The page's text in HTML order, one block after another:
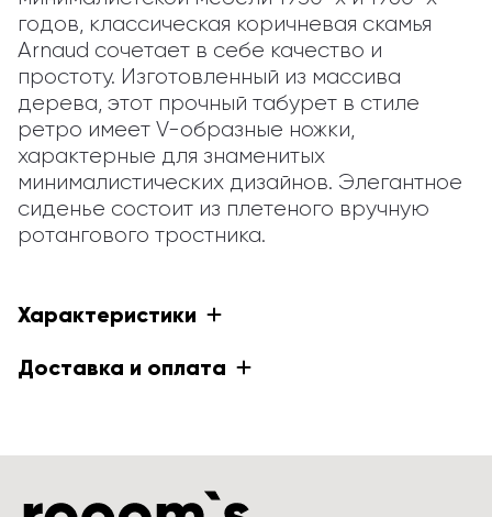
годов, классическая коричневая скамья
Arnaud сочетает в себе качество и
простоту. Изготовленный из массива
дерева, этот прочный табурет в стиле
ретро имеет V-образные ножки,
характерные для знаменитых
минималистических дизайнов. Элегантное
сиденье состоит из плетеного вручную
ротангового тростника.
Характеристики
Доставка и оплата